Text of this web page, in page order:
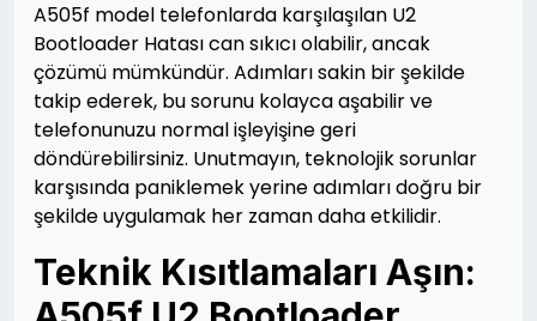
A505f model telefonlarda karşılaşılan U2
Bootloader Hatası can sıkıcı olabilir, ancak
çözümü mümkündür. Adımları sakin bir şekilde
takip ederek, bu sorunu kolayca aşabilir ve
telefonunuzu normal işleyişine geri
döndürebilirsiniz. Unutmayın, teknolojik sorunlar
karşısında paniklemek yerine adımları doğru bir
şekilde uygulamak her zaman daha etkilidir.
Teknik Kısıtlamaları Aşın: